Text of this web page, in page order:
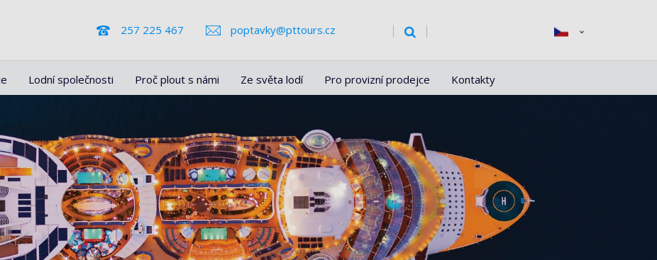
257 225 467 poptavky@pttours.cz
Lodní společnosti Proč plout s námi Ze světa lodí Pro provizní prodejce Kontakty